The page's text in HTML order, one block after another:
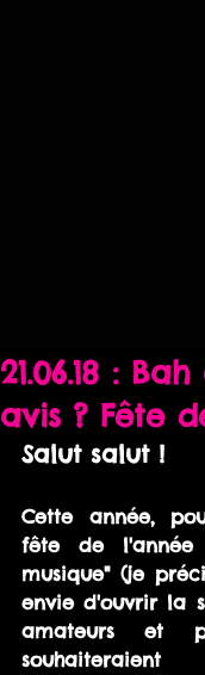
21.06.18 :
avis ? Fête
Salut salut !
Cette année,
fête de
musique" (je
envie d'ouvrir la
amateurs et